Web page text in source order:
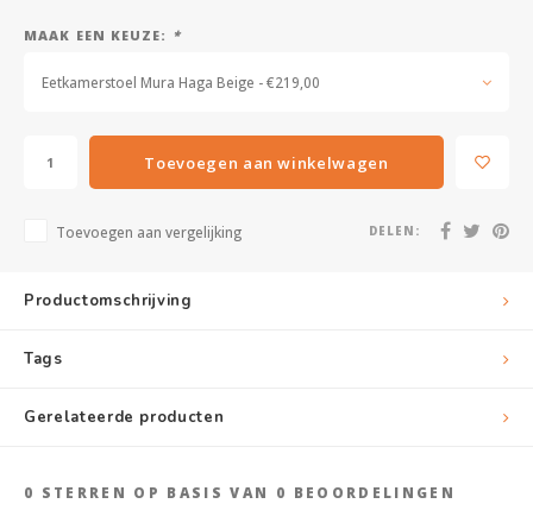
MAAK EEN KEUZE: *
Eetkamerstoel Mura Haga Beige - €219,00
Toevoegen aan winkelwagen
Toevoegen aan vergelijking DELEN:
Productomschrijving
Tags
Gerelateerde producten
0 STERREN OP BASIS VAN 0 BEOORDELINGEN